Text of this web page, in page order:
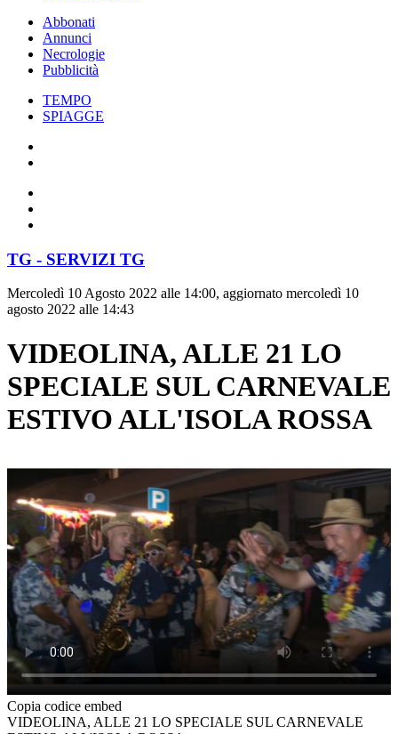
Abbonati
Annunci
Necrologie
Pubblicità
TEMPO
SPIAGGE
TG - SERVIZI TG
Mercoledì 10 Agosto 2022 alle 14:00, aggiornato mercoledì 10
agosto 2022 alle 14:43
VIDEOLINA, ALLE 21 LO
SPECIALE SUL CARNEVALE
ESTIVO ALL'ISOLA ROSSA
Copia codice embed
VIDEOLINA, ALLE 21 LO SPECIALE SUL CARNEVALE